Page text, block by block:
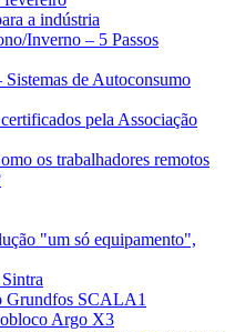
a indústria
Inverno – 5 Passos
de Autoconsumo
pela Associação
os trabalhadores remotos
"um só equipamento",
Grundfos SCALA1
Argo X3